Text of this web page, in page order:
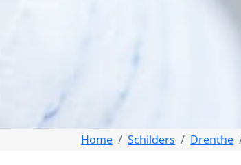
Home Schilders Drenthe